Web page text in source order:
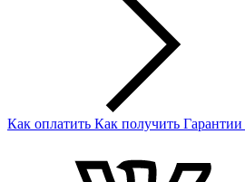
Как оплатить Как получить Гарантии